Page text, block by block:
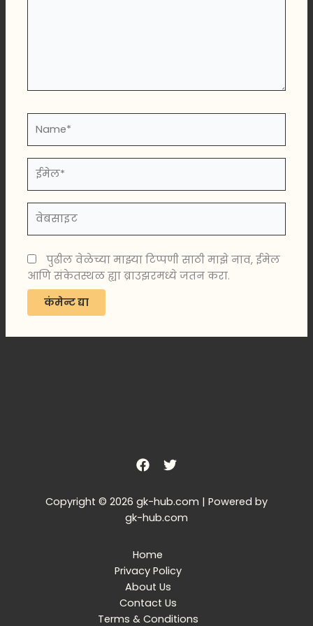
ईमेल*
वेबसाइट
पुढील वेळेच्या माझ्या टिप्पणी साठी माझे नाव, ईमेल
आणि संकेतस्थळ ह्या ब्राउझरमध्ये जतन करा.
Copyright © 2026 gk-hub.com | Powered by
gk-hub.com
Home
Privacy Policy
About Us
Contact Us
Terms & Conditions